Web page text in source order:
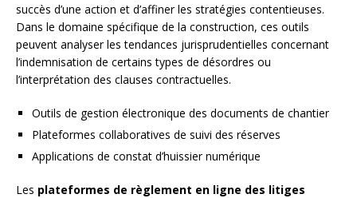
succès d’une action et d’affiner les stratégies contentieuses.
Dans le domaine spécifique de la construction, ces outils
peuvent analyser les tendances jurisprudentielles concernant
l’indemnisation de certains types de désordres ou
l’interprétation des clauses contractuelles.
Outils de gestion électronique des documents de chantier
Plateformes collaboratives de suivi des réserves
Applications de constat d’huissier numérique
Les plateformes de règlement en ligne des litiges